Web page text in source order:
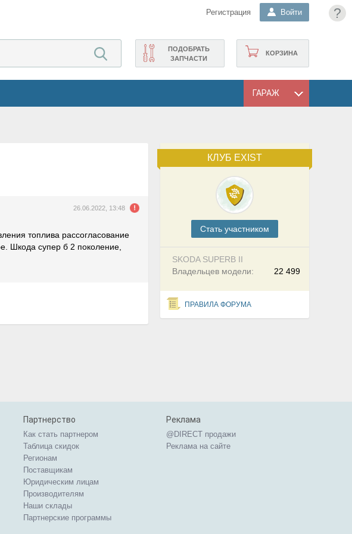
?
Регистрация Войти
КОРЗИНА
ПОДОБРАТЬ
ЗАПЧАСТИ
ГАРАЖ
КЛУБ EXIST
Cтать участником
SKODA SUPERB II
22 499
Владельцев модели:
ПРАВИЛА ФОРУМА
26.06.2022, 13:48
топлива рассогласование
Шкода супер б 2 поколение,
Партнерство
Как стать партнером
Таблица скидок
Регионам
Поставщикам
Юридическим лицам
Производителям
Наши склады
Партнерские программы
Реклама
@DIRECT продажи
Реклама на сайте